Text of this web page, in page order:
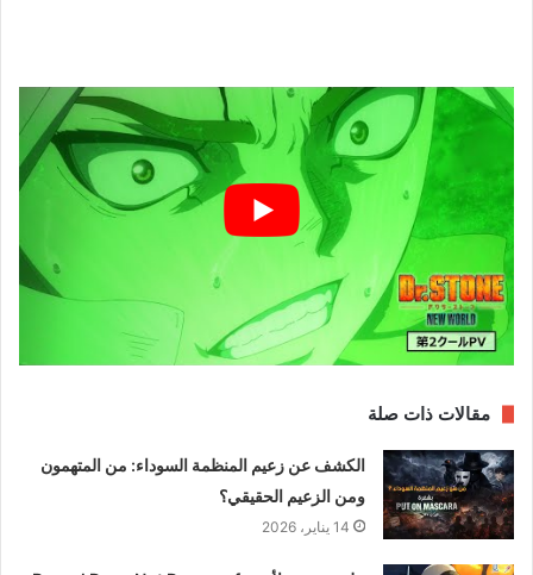
مقالات ذات صلة
الكشف عن زعيم المنظمة السوداء: من المتهمون
ومن الزعيم الحقيقي؟
14 يناير، 2026